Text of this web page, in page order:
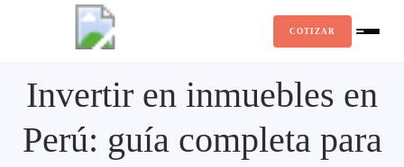
COTIZAR
Invertir en inmuebles en
Perú: guía completa para